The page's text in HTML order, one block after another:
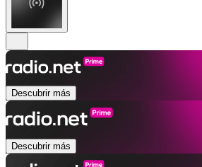
Descubrir más
Descubrir más